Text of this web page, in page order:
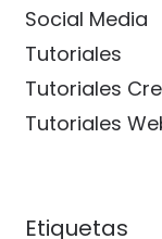
Social Media
Tutoriales
Tutoriales
Tutoriales
Etiquetas